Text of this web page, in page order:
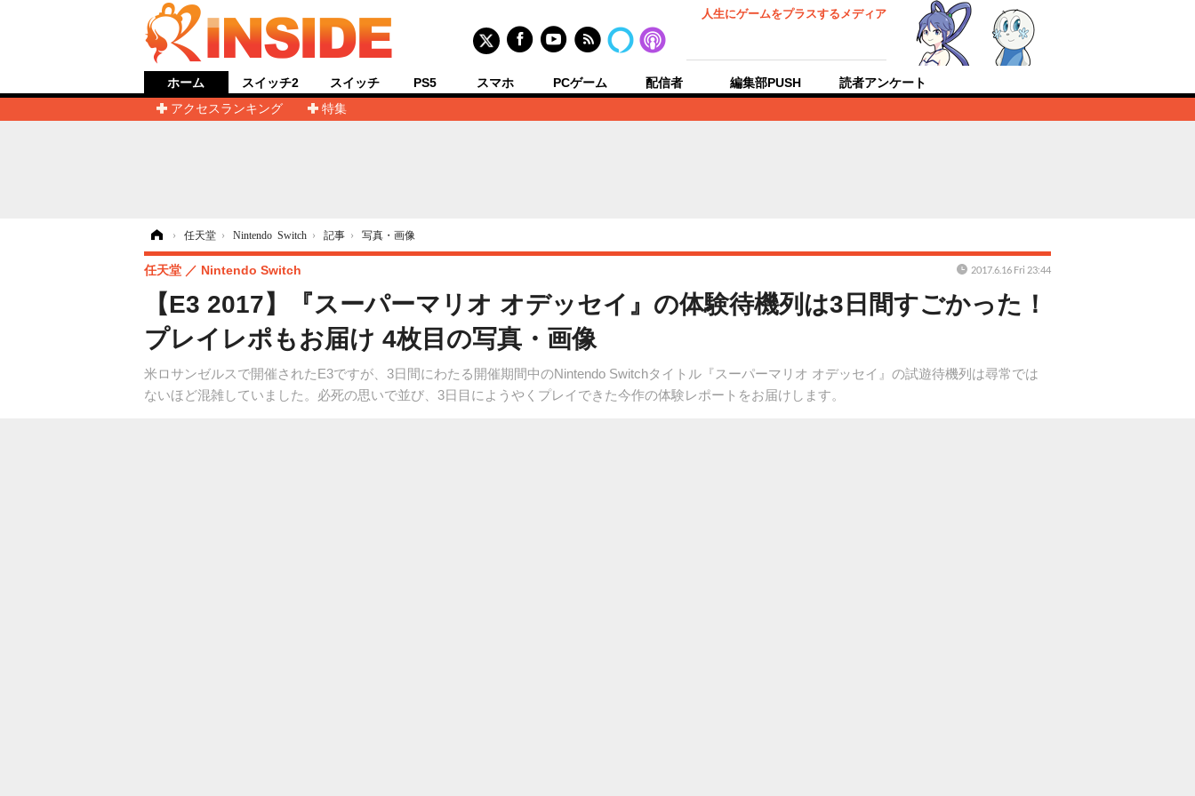
人生にゲームをプラスするメディア
ホーム
アクセスランキング
特集
スイッチ2 スイッチ PS5 スマホ PCゲーム 配信者 編集部PUSH 読者アンケート
› 任天堂 › Nintendo Switch › 記事 › 写真・画像
【E3 2017】『スーパーマリオ オデッセイ』の体験待機列は3日間すごかった！
プレイレポもお届け 4枚目の写真・画像
米ロサンゼルスで開催されたE3ですが、3日間にわたる開催期間中のNintendo Switchタイトル『スーパーマリオ オデッセイ』の試遊待機列は尋常では
ないほど混雑していました。必死の思いで並び、3日目にようやくプレイできた今作の体験レポートをお届けします。
任天堂 Nintendo Switch 2017.6.16 Fri 23:44